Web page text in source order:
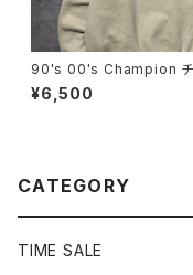
90's 00's Champion チ
ピオン 刺繍ロゴ ライン
ブ ベージュ スウェット
¥6,500
CATEGORY
TIME SALE